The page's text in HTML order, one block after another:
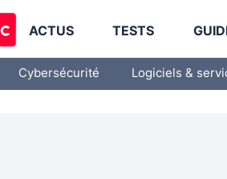
ACTUS TESTS
Cybersécurité Logiciels &